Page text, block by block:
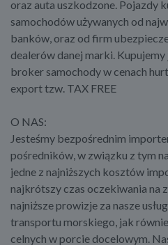
oraz auta uszkodzone. Pojazdy
samochodów używanych od
banków, oraz od firm
dealerów danej marki.
broker samochody w cenach
export tzw. TAX FREE
O NAS:
Jesteśmy bezpośrednim
pośredników, w związku z tym
jedne z najniższych kosztów
najkrótszy czas oczekiwania na
najniższe prowizje za nasze
transportu morskiego, jak
celnych w porcie docelowym.